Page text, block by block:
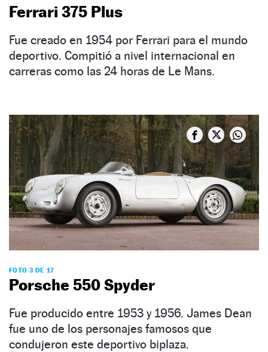
Ferrari 375 Plus
Fue creado en 1954 por Ferrari para el mundo
deportivo. Compitió a nivel internacional en
carreras como las 24 horas de Le Mans.
FOTO 3 DE 17
Porsche 550 Spyder
Fue producido entre 1953 y 1956. James Dean
fue uno de los personajes famosos que
condujeron este deportivo biplaza.